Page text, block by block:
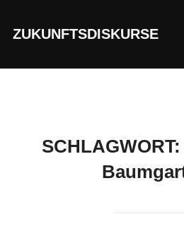
Inhalten
ZUKUNFTSDISKURSE
SCHLAGWORT: